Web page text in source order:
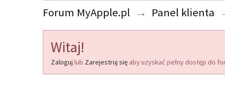
Forum MyApple.pl → Panel klienta
Witaj!
Zaloguj lub Zarejestruj się aby uzyskać pełny dostęp do